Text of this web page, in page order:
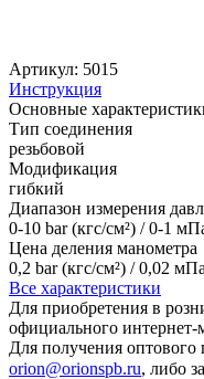
Артикул: 5015
Инструкция
Основные
Тип соединения
резьбовой
Модификация
гибкий
Диапазон измерения
0-10 bar (кгc/см²) / 0-1
Цена деления манометра
0,2 bar (кгс/см²) / 0,02 мПа
Все характеристики
Для приобретения в
официального интернет-
Для получения оптового
orion@orionspb.ru, либо